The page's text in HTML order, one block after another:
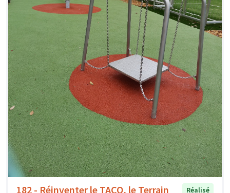
182 - Réinventer le TACO, le Terrain
Réalisé